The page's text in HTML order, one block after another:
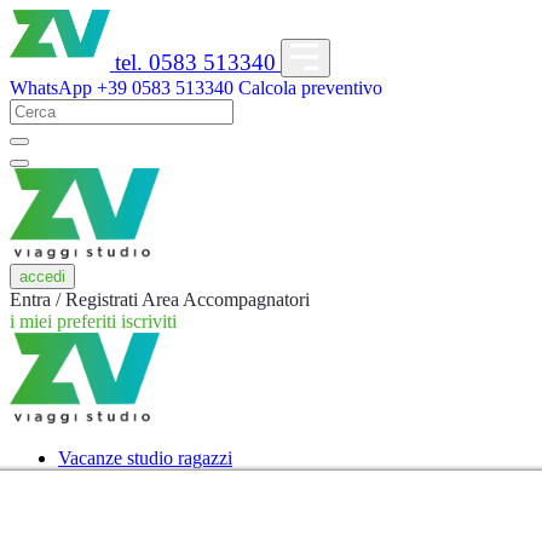
tel. 0583 513340
WhatsApp +39 0583 513340 Calcola preventivo
accedi
Entra / Registrati Area Accompagnatori
i miei preferiti iscriviti
Vacanze studio ragazzi